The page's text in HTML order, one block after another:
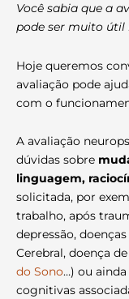
Você sabia que a
pode ser muito útil
Hoje queremos
avaliação pode
com o
A avaliação
dúvidas sobre
linguagem,
solicitada, por
trabalho, após
depressão,
Cerebral, doença
do Sono…) ou
cognitivas